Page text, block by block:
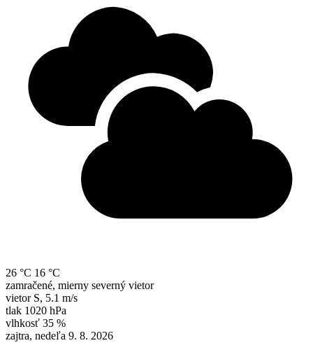
26 °C 16 °C
zamračené, mierny severný vietor
vietor S, 5.1 m/s
tlak 1020 hPa
vlhkosť 35 %
zajtra, nedeľa 9. 8. 2026